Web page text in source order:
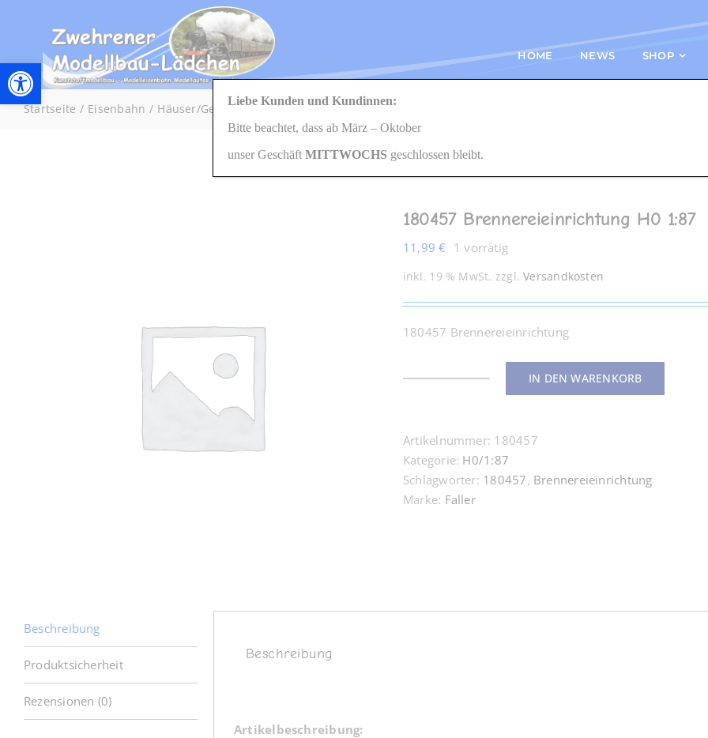
Werkzeugleiste öffnen
springen
HOME NEWS SHOP
Startseite Eisenbahn Häuser/Gebäude H0/1:87 180457 Brennereieinrichtung H0 1:87
180457 Brennereieinrichtung H0 1:87
11,99€ 1 vorrätig
inkl. 19 % MwSt. zzgl.Versandkosten
180457 Brennereieinrichtung
1:87
Menge
IN DEN WARENKORB
Artikelnummer: 180457
Kategorie: H0/1:87
Schlagwörter: 180457, Brennereieinrichtung
Marke: Faller
Beschreibung
Produktsicherheit
Rezensionen (0)
Beschreibung
Artikelbeschreibung:
Liebe Kunden und Kundinnen:
Bitte beachtet, dass ab März – Oktober
unser Geschäft MITTWOCHS geschlossen bleibt.